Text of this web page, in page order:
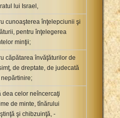
lui Israel,
cunoaşterea înţelepciunii şi
pentru înţelegerea
minţii;
căpătarea învăţăturilor de
de dreptate, de judecată
dea celor neîncercaţi
de minte, tînărului
şi chibzuinţă, -